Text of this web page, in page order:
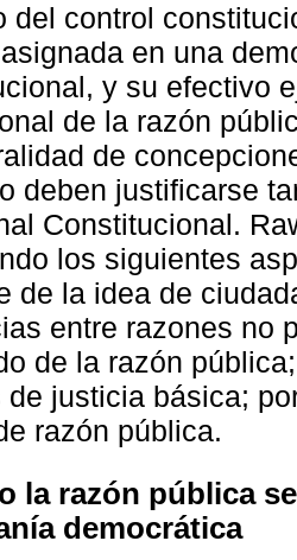
del control
en una
y su efectivo
de la razón
de
deben justificarse
Constitucional.
los siguientes
de la idea de
entre razones no
de la razón
de justicia básica;
razón pública.
la razón pública
democrática